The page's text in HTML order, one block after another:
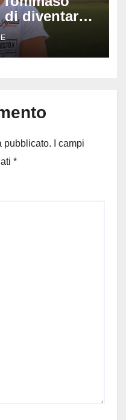
diventare
da
di Bologna
in mare
pubblicato.
I campi
*